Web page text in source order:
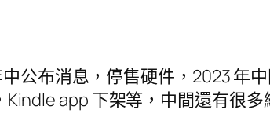
公布消息，停售硬件，2023 年
app 下架等，中間還有很多